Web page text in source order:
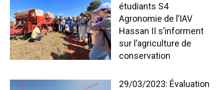
étudiants S4
Agronomie de l’IAV
Hassan II s’informent
sur l’agriculture de
conservation
29/03/2023: Évaluation